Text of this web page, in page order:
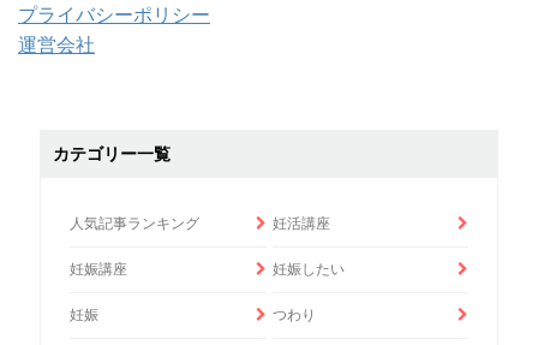
プライバシーポリシー
運営会社
カテゴリー一覧
人気記事ランキング 妊活講座
妊娠講座 妊娠したい
妊娠 つわり